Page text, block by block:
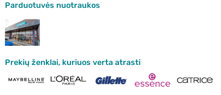
Parduotuvės nuotraukos
Prekių ženklai, kuriuos verta atrasti